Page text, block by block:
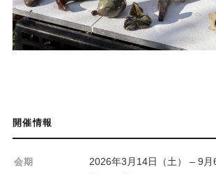
開催情報
会期 2026年3月14日（土） – 9月